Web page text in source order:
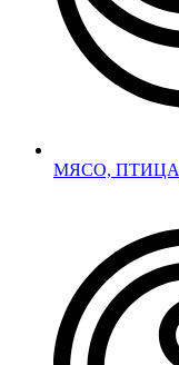
МЯСО, ПТИЦА